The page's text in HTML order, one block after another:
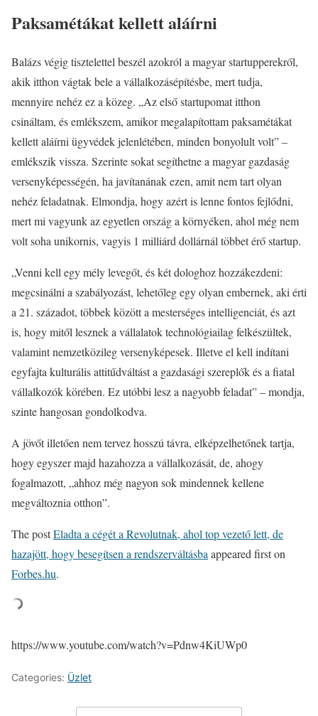
Paksamétákat kellett aláírni
Balázs végig tisztelettel beszél azokról a magyar startupperekről,
akik itthon vágtak bele a vállalkozásépítésbe, mert tudja,
mennyire nehéz ez a közeg. „Az első startupomat itthon
csináltam, és emlékszem, amikor megalapítottam paksamétákat
kellett aláírni ügyvédek jelenlétében, minden bonyolult volt” –
emlékszik vissza. Szerinte sokat segíthetne a magyar gazdaság
versenyképességén, ha javítanának ezen, amit nem tart olyan
nehéz feladatnak. Elmondja, hogy azért is lenne fontos fejlődni,
mert mi vagyunk az egyetlen ország a környéken, ahol még nem
volt soha unikornis, vagyis 1 milliárd dollárnál többet érő startup.
„Venni kell egy mély levegőt, és két dologhoz hozzákezdeni:
megcsinálni a szabályozást, lehetőleg egy olyan embernek, aki érti
a 21. századot, többek között a mesterséges intelligenciát, és azt
is, hogy mitől lesznek a vállalatok technológiailag felkészültek,
valamint nemzetközileg versenyképesek. Illetve el kell indítani
egyfajta kulturális attitűdváltást a gazdasági szereplők és a fiatal
vállalkozók körében. Ez utóbbi lesz a nagyobb feladat” – mondja,
szinte hangosan gondolkodva.
A jövőt illetően nem tervez hosszú távra, elképzelhetőnek tartja,
hogy egyszer majd hazahozza a vállalkozását, de, ahogy
fogalmazott, „ahhoz még nagyon sok mindennek kellene
megváltoznia otthon”.
The postEladta a cégét a Revolutnak, ahol top vezető lett, de
hazajött, hogy besegítsen a rendszerváltásba appeared first on
Forbes.hu.
https://www.youtube.com/watch?v=Pdnw4KiUWp0
Categories: Üzlet